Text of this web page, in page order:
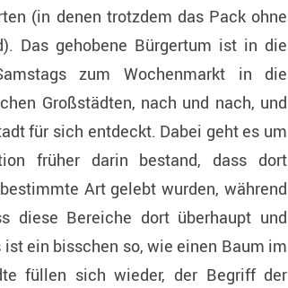
(in denen trotzdem das Pack ohne
Das gehobene Bürgertum ist in die
zum Wochenmarkt in die
Großstädten, nach und nach, und
für sich entdeckt. Dabei geht es um
früher darin bestand, dass dort
Art gelebt wurden, während
diese Bereiche dort überhaupt und
ein bisschen so, wie einen Baum im
füllen sich wieder, der Begriff der